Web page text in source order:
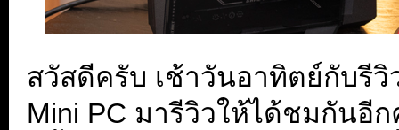
สวัสดีครับ เช้าวันอาทิตย์กับรี
Mini PC มารีวิวให้ได้ชมกันอี